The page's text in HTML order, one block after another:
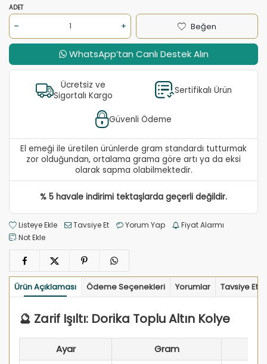
ADET
Beğen
WhatsApp’tan Canlı Destek Alın
Ücretsiz ve
Sigortalı Kargo
Sertifikalı Ürün
Güvenli Ödeme
El emeği ile üretilen ürünlerde gram standardı tutturmak
zor olduğundan, ortalama grama göre artı ya da eksi
olarak sapma olabilmektedir.
% 5 havale indirimi tektaşlarda geçerli değildir.
Listeye Ekle Tavsiye Et Yorum Yap
Fiyat Alarmı
Not Ekle
Ürün Açıklaması Ödeme Seçenekleri Yorumlar Tavsiye Et
🔮 Zarif Işıltı: Dorika Toplu Altın Kolye
Ayar
Gram